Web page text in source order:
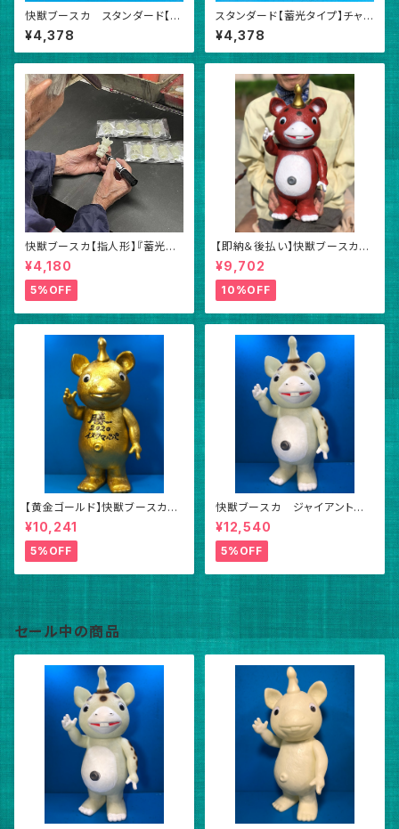
快獣ブースカ スタンダード【蓄
光タイプ】ブースカ （アウトレッ
ト）(未塗装版）
¥4,378
スタンダード【蓄光タイプ】チャメ
ゴン （アウトレット）(未塗装版)
¥4,378
快獣ブースカ【指人形】『蓄光タ
イプ・５個』＆『成形色（白）５個』
合計１０個セット（サイン入り）
¥4,180
5%OFF
【即納＆後払い】快獣ブースカ
ジャイアント 茶色（１）
¥9,702
10%OFF
【黄金ゴールド】快獣ブースカ
ジャイアント【黄金】（サイン付
き）
¥10,241
5%OFF
快獣ブースカ ジャイアント
蓄光タイプ
¥12,540
5%OFF
セール中の商品